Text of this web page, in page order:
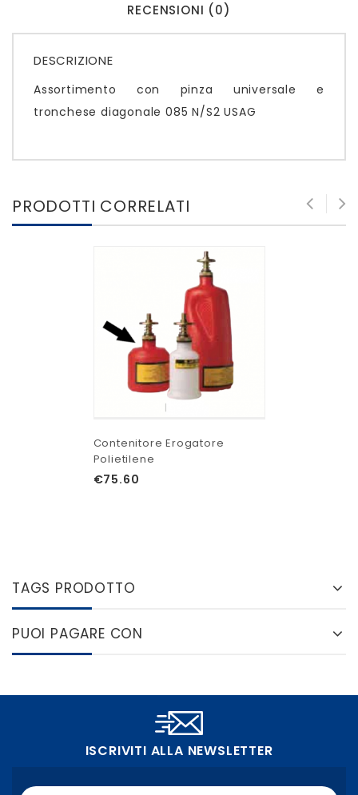
RECENSIONI (0)
DESCRIZIONE
Assortimento con pinza universale e
tronchese diagonale 085 N/S2 USAG
PRODOTTI CORRELATI
Contenitore Erogatore
Polietilene
€75.60
TAGS PRODOTTO
PUOI PAGARE CON
ISCRIVITI ALLA NEWSLETTER